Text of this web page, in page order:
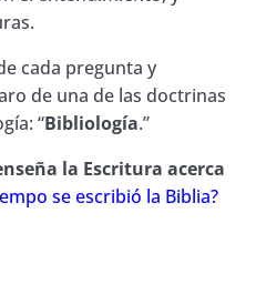
# 8
Bíblico
# 9
# 10
cada pregunta y
de una de las doctrinas
“Bibliología.”
la Escritura acerca
se escribió la Biblia?